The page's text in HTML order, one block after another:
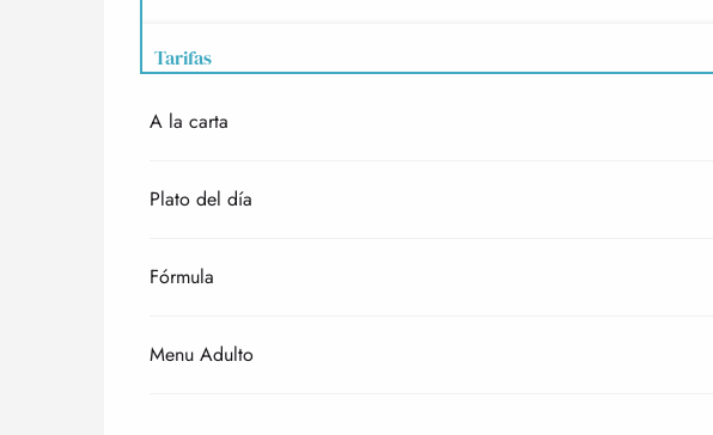
Tarifas
Tarifas 2027
A la carta
Plato del día
Fórmula
Menu Adulto